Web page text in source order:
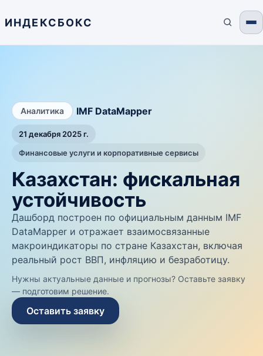
ИНДЕКСБОКС
Аналитика IMF DataMapper
21 декабря 2025 г.
Финансовые услуги и корпоративные сервисы
Казахстан: фискальная
устойчивость
Дашборд построен по официальным данным IMF
DataMapper и отражает взаимосвязанные
макроиндикаторы по стране Казахстан, включая
реальный рост ВВП, инфляцию и безработицу.
Нужны актуальные данные и прогнозы? Оставьте заявку
— подготовим решение.
Оставить заявку